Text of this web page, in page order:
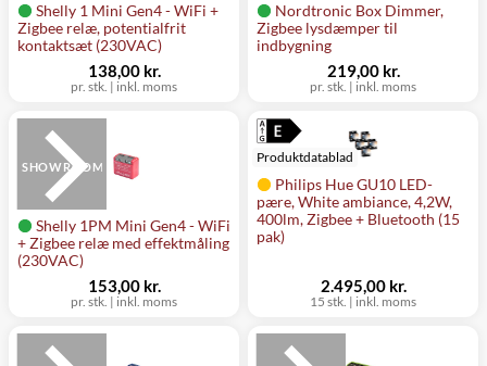
Shelly 1 Mini Gen4 - WiFi +
Zigbee relæ, potentialfrit
kontaktsæt (230VAC)
pr. stk. | inkl. moms
138,00 kr.
Nordtronic Box Dimmer,
Zigbee lysdæmper til
indbygning
pr. stk. | inkl. moms
219,00 kr.
Shelly 1PM Mini Gen4 - WiFi
+ Zigbee relæ med effektmåling
(230VAC)
SHOWROOM
pr. stk. | inkl. moms
153,00 kr.
Philips Hue GU10 LED-
pære, White ambiance, 4,2W,
400lm, Zigbee + Bluetooth (15
pak)
Produktdatablad
15 stk. | inkl. moms
2.495,00 kr.